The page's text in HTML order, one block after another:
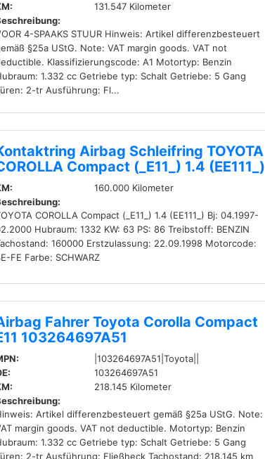
131.547 Kilometer
4-SPAAKS STUUR Hinweis: Artikel differenzbesteuert
§25a UStG. Note: VAT margin goods. VAT not
Klassifizierungscode: A1 Motortyp: Benzin
1.332 cc Getriebe typ: Schalt Getriebe: 5 Gang
2-tr Ausführung: Fl...
Airbag Schleifring TOYOTA
Compact (_E11_) 1.4 (EE111_)
160.000 Kilometer
COROLLA Compact (_E11_) 1.4 (EE111_) Bj: 04.1997-
Hubraum: 1332 KW: 63 PS: 86 Treibstoff: BENZIN
160000 Erstzulassung: 22.09.1998 Motorcode:
FE Farbe: SCHWARZ
Fahrer Toyota Corolla Compact
103264697A51
|103264697A51|Toyota||
103264697A51
218.145 Kilometer
Artikel differenzbesteuert gemäß §25a UStG. Note:
margin goods. VAT not deductible. Motortyp: Benzin
1.332 cc Getriebe typ: Schalt Getriebe: 5 Gang
2-tr Ausführung: Fließheck Tachostand: 218.145 km